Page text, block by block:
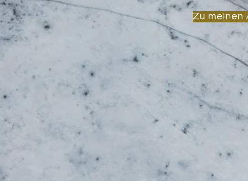
Zu meinen